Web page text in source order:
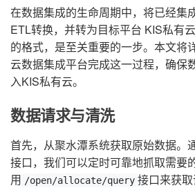
在数据集成的生命周期中，将已经集
ETL转换，并转为目标平台 KIS私有
的格式，是至关重要的一步。本文将
云数据集成平台完成这一过程，确保
入KIS私有云。
数据请求与清洗
首先，从聚水潭系统获取原始数据。
接口，我们可以定时可靠地抓取需要
用 /open/allocate/query 接口来获